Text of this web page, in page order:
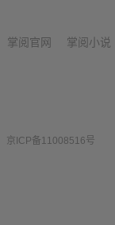
掌阅官网 掌阅小说
京ICP备11008516号